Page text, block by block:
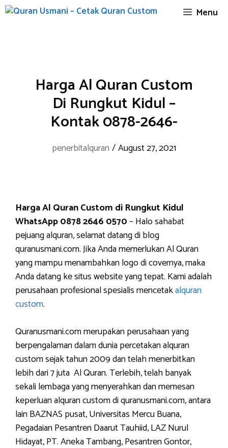
Skip
Menu
Harga Al Quran Custom
Di Rungkut Kidul –
Kontak 0878-2646-
penerbitalquran /August 27, 2021
Harga Al Quran Custom di Rungkut Kidul
WhatsApp 0878 2646 0570– Halo sahabat
pejuang alquran, selamat datang di blog
quranusmani.com. Jika Anda memerlukan Al Quran
yang mampu menambahkan logo di covernya, maka
Anda datang ke situs website yang tepat. Kami adalah
perusahaan profesional spesialis mencetakalquran
custom.
Quranusmani.com merupakan perusahaan yang
berpengalaman dalam dunia percetakan alquran
custom sejak tahun 2009 dan telah menerbitkan
lebih dari 7 juta Al Quran. Terlebih, telah banyak
sekali lembaga yang menyerahkan dan memesan
keperluan alquran custom di quranusmani.com, antara
lain BAZNAS pusat, Universitas Mercu Buana,
Pegadaian Pesantren Daarut Tauhiid, LAZ Nurul
Hidayat, PT. Aneka Tambang, Pesantren Gontor,